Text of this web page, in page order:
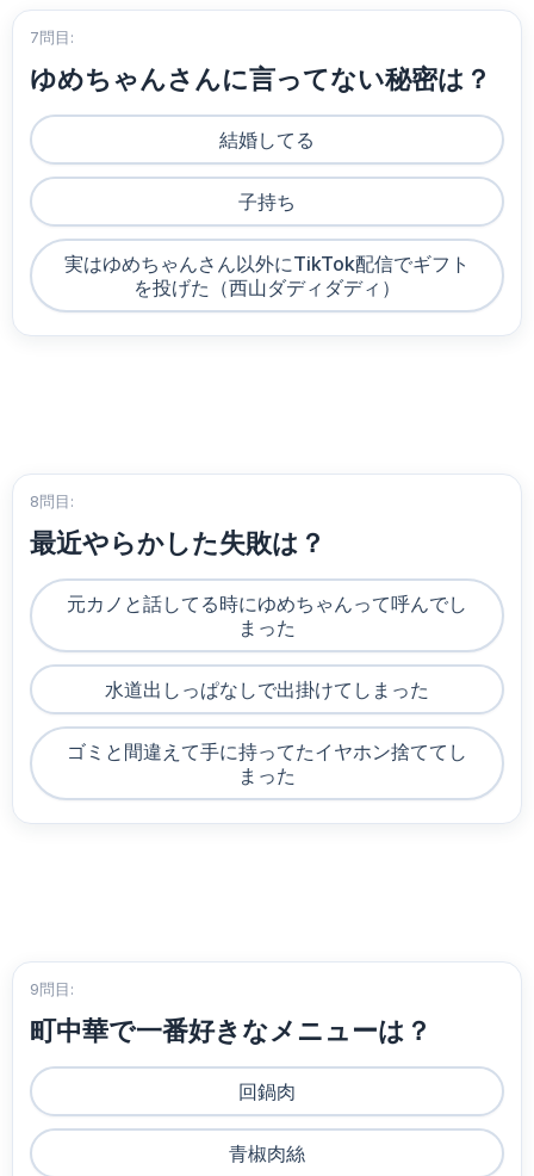
7問目:
ゆめちゃんさんに言ってない秘密は？
結婚してる
子持ち
実はゆめちゃんさん以外にTikTok配信でギフト
を投げた（西山ダディダディ）
8問目:
最近やらかした失敗は？
元カノと話してる時にゆめちゃんって呼んでし
まった
水道出しっぱなしで出掛けてしまった
ゴミと間違えて手に持ってたイヤホン捨ててし
まった
9問目:
町中華で一番好きなメニューは？
回鍋肉
青椒肉絲